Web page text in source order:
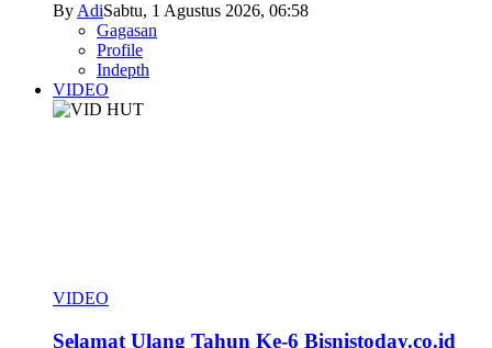
ByAdiSabtu, 1 Agustus 2026, 06:58
Gagasan
Profile
Indepth
VIDEO
VIDEO
Selamat Ulang Tahun Ke-6 Bisnistoday.co.id